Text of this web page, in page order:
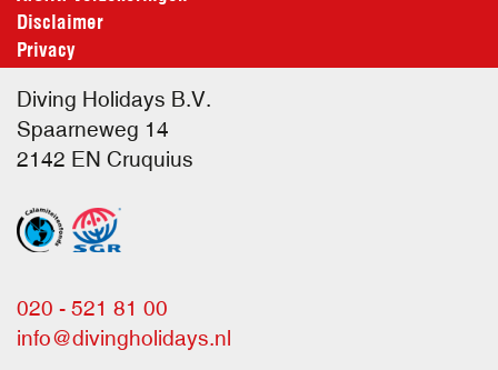
Disclaimer
Privacy
Diving Holidays B.V.
Spaarneweg 14
2142 EN Cruquius
020 - 521 81 00
info@divingholidays.nl